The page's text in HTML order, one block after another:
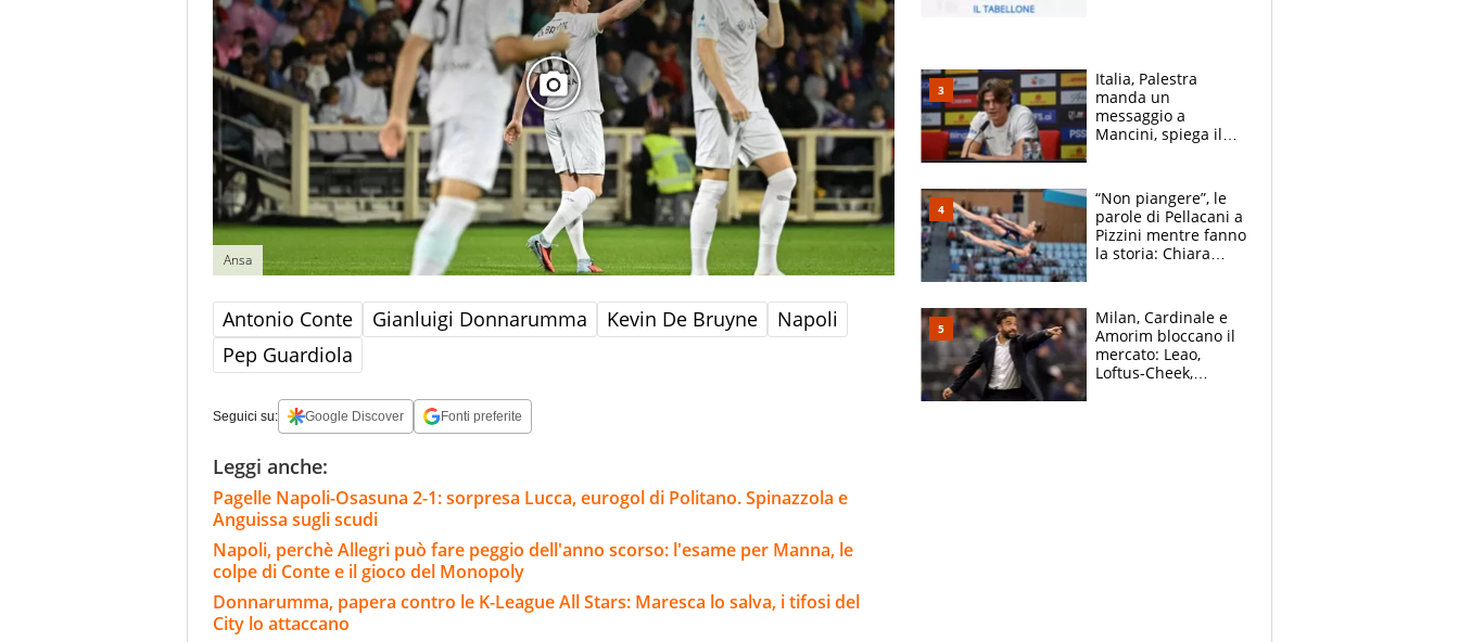
Ansa
Antonio Conte Gianluigi Donnarumma Kevin De Bruyne
Napoli
Pep Guardiola
Seguici su: Google Discover Fonti preferite
Leggi anche:
Pagelle Napoli-Osasuna 2-1: sorpresa Lucca, eurogol di Politano. Spinazzola e
Anguissa sugli scudi
Napoli, perchè Allegri può fare peggio dell'anno scorso: l'esame per Manna, le
colpe di Conte e il gioco del Monopoly
Donnarumma, papera contro le K-League All Stars: Maresca lo salva, i tifosi del
City lo attaccano
Italia, Palestra
manda un
messaggio a
Mancini, spiega il
l'alleanza con
Donnarumma
“Non piangere”, le
parole di Pellacani a
Pizzini mentre fanno
la storia: Chiara
Milan, Cardinale e
Amorim bloccano il
mercato: Leao,
Loftus-Cheek,